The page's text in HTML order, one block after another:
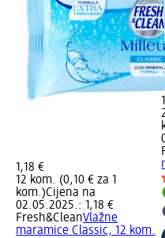
1,18 €
12 kom. (0,10 € za 1
kom.)Cijena na
02.05.2025.: 1,18 €
Fresh&CleanVlažne
maramice Classic, 12 kom.